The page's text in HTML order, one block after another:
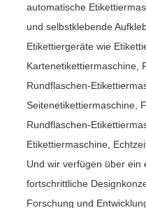
automatische
und selbstklebende
Etikettiergeräte wie
Kartenetikettiermaschine,
Rundflaschen-
Seitenetikettiermaschine,
Rundflaschen-
Etikettiermaschine,
Und wir verfügen über ein
fortschrittliche
Forschung und